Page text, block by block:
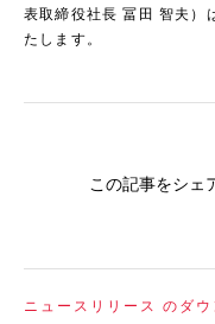
表取締役社長 冨田 智夫）
たします。
この記事をシェ
ニュースリリース のダウ